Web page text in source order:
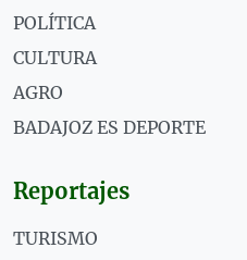
POLÍTICA
CULTURA
AGRO
BADAJOZ ES DEPORTE
Reportajes
TURISMO